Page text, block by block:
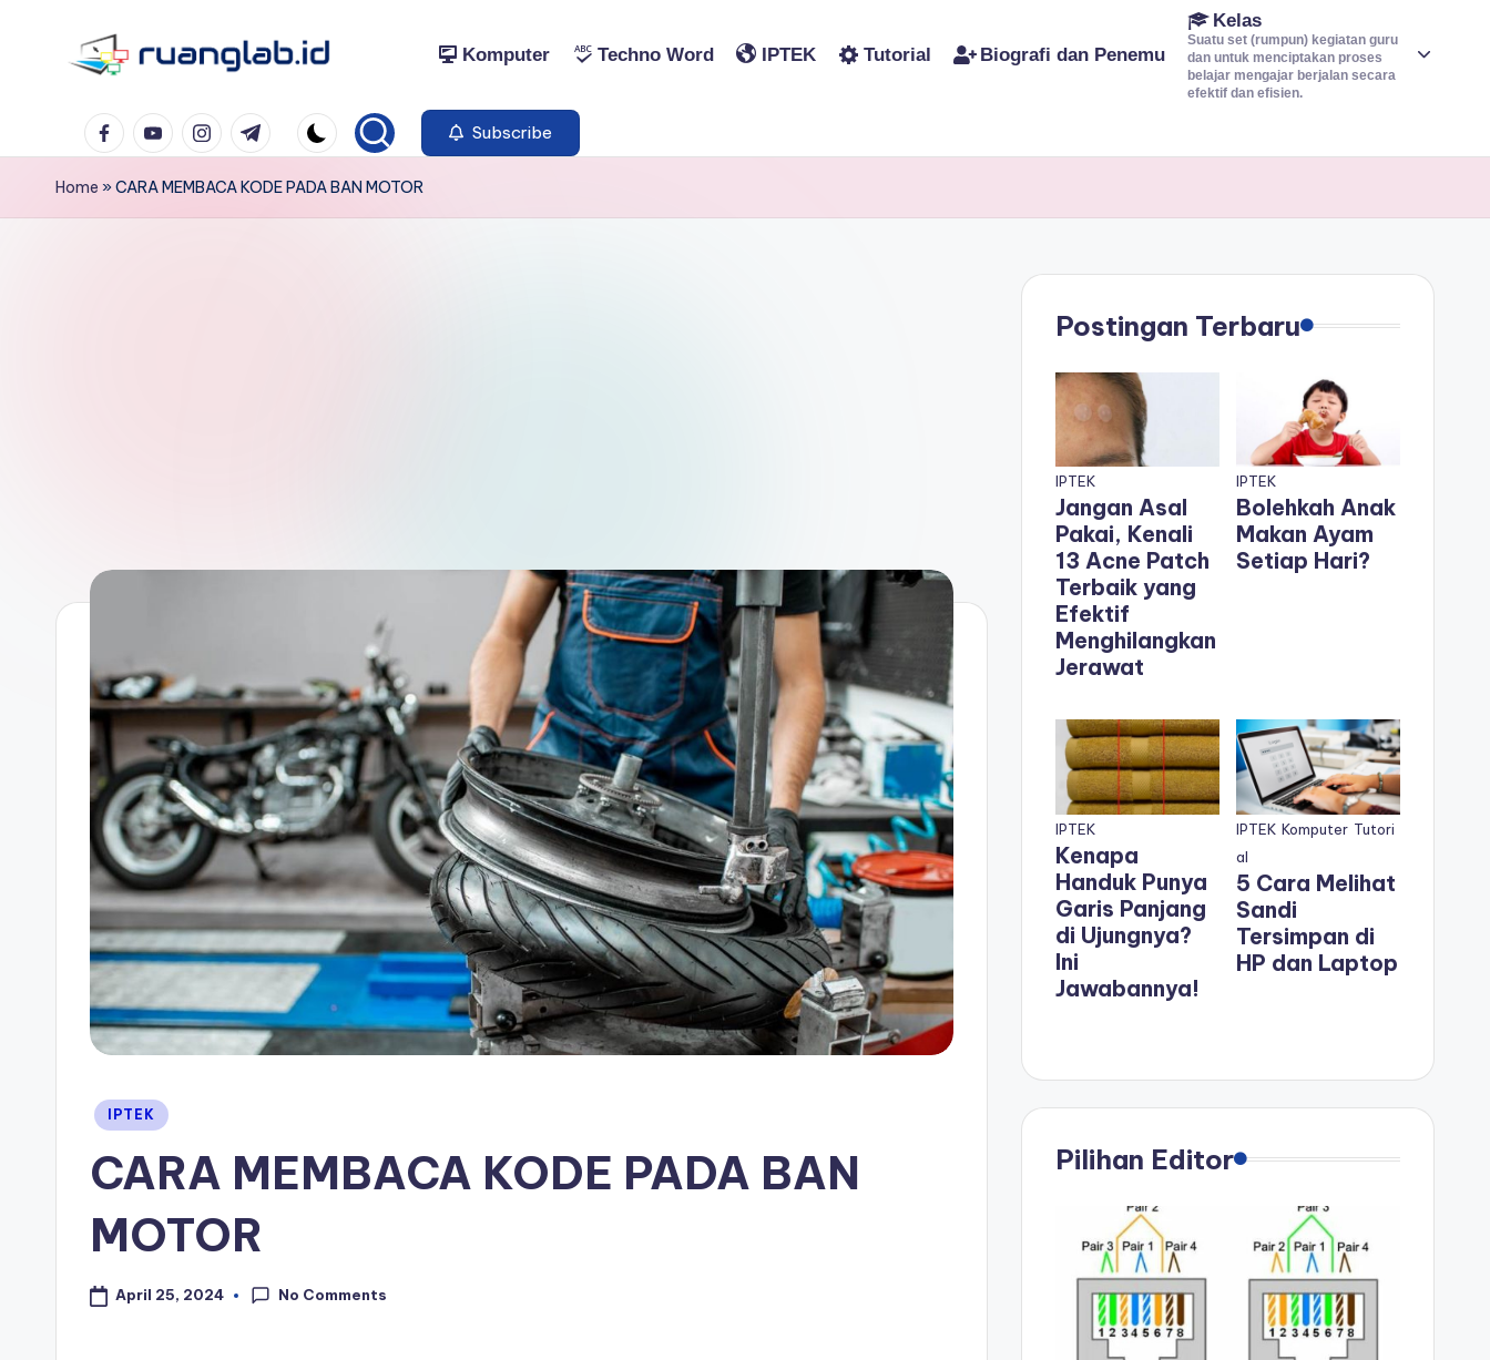
Klik
Banyak
Manfaat
Komputer Techno Word IPTEK Tutorial Biografi dan Penemu
Kelas
Suatu set (rumpun) kegiatan guru
dan untuk menciptakan proses
belajar mengajar berjalan secara
efektif dan efisien.
FacebookYouTubeInstagramTelegram Subscribe
Home »CARA MEMBACA KODE PADA BAN MOTOR
Posted
IPTEK
CARA MEMBACA KODE PADA BAN
MOTOR
April 25, 2024 No Comments
Postingan Terbaru
IPTEK
Jangan Asal
Pakai, Kenali
13 Acne Patch
Terbaik yang
Efektif
Menghilangkan
Jerawat
IPTEK
Bolehkah Anak
Makan Ayam
Setiap Hari?
IPTEK
Kenapa
Handuk Punya
Garis Panjang
di Ujungnya?
Ini
Jawabannya!
IPTEK Komputer Tutori
al
5 Cara Melihat
Sandi
Tersimpan di
HP dan Laptop
Pilihan Editor